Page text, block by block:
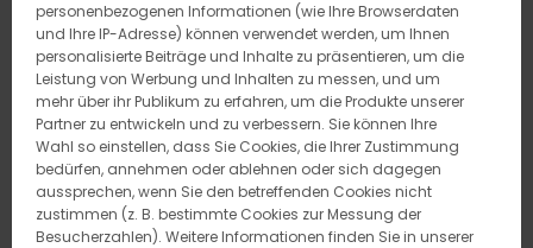
personenbezogenen Informationen (wie Ihre Browserdaten
und Ihre IP-Adresse) können verwendet werden, um Ihnen
personalisierte Beiträge und Inhalte zu präsentieren, um die
Leistung von Werbung und Inhalten zu messen, und um
mehr über ihr Publikum zu erfahren, um die Produkte unserer
Partner zu entwickeln und zu verbessern. Sie können Ihre
Wahl so einstellen, dass Sie Cookies, die Ihrer Zustimmung
bedürfen, annehmen oder ablehnen oder sich dagegen
aussprechen, wenn Sie den betreffenden Cookies nicht
zustimmen (z. B. bestimmte Cookies zur Messung der
Besucherzahlen). Weitere Informationen finden Sie in unserer